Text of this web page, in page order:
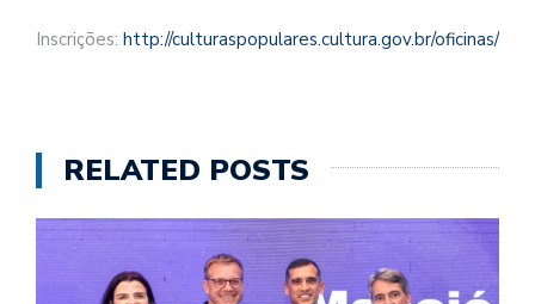
Inscrições: http://culturaspopulares.cultura.gov.br/oficinas/
RELATED POSTS